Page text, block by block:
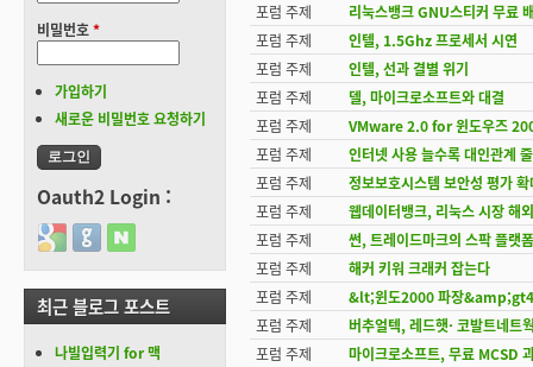
포럼 주제
리눅스뱅크 GNU스티커 무료
포럼 주제
인텔, 1.5Ghz 프로세서 시연
포럼 주제
인텔, 선과 결별 위기
포럼 주제
델, 마이크로소프트와 대결
포럼 주제
VMware 2.0 for 윈도우즈
포럼 주제
인터넷 사용 늘수록 대인관계
포럼 주제
정보보호시스템 보안성 평가 확
포럼 주제
웹데이터뱅크, 리눅스 시장 해
포럼 주제
썬, 트레이드마크의 스팍 플랫
포럼 주제
해커 키워 크래커 잡는다
포럼 주제
&lt;윈도2000 파장&amp;gt4
포럼 주제
버추얼텍, 레드햇· 코발트네트
포럼 주제
마이크로소프트, 무료 MCSD
비밀번호*
가입하기
새로운 비밀번호 요청하기
Oauth2 Login :
Login with Google
Login with GitHub
Login with Naver
최근 블로그 포스트
나빌입력기 for 맥